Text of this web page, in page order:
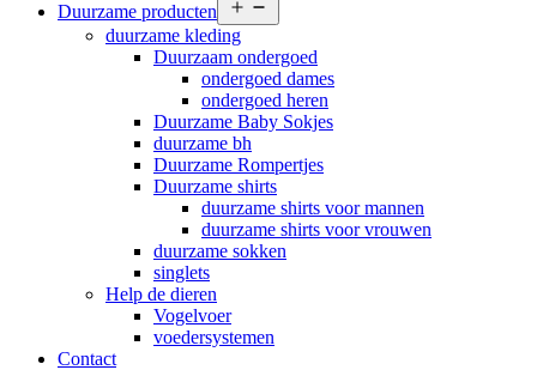
Duurzame producten
menu
duurzame kleding
Duurzaam ondergoed
ondergoed dames
ondergoed heren
Duurzame Baby Sokjes
duurzame bh
Duurzame Rompertjes
Duurzame shirts
duurzame shirts voor mannen
duurzame shirts voor vrouwen
duurzame sokken
singlets
Help de dieren
Vogelvoer
voedersystemen
Contact